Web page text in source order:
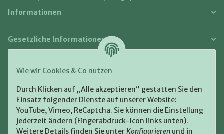
Wie wir Cookies & Co nutzen
Durch Klicken auf „Alle akzeptieren“ gestatten Sie den
Einsatz folgender Dienste auf unserer Website:
YouTube, Vimeo, ReCaptcha. Sie können die Einstellung
jederzeit ändern (Fingerabdruck-Icon links unten).
Weitere Details finden Sie unterKonfigurieren und in
Informationen
Gesetzliche Informationen